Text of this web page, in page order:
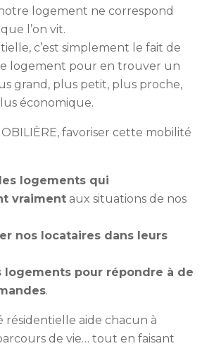
logement ne correspond
l’on vit.
c’est simplement le fait de
logement pour en trouver un
grand, plus petit, plus proche,
économique.
favoriser cette mobilité
logements qui
vraiment aux situations de nos
nos locataires dans leurs
logements pour répondre à de
.
résidentielle aide chacun à
de vie… tout en faisant